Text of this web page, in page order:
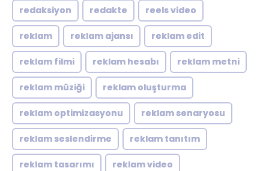
redaksiyon redakte reels video
reklam reklam ajansı reklam edit
reklam filmi reklam hesabı reklam metni
reklam müziği reklam oluşturma
reklam optimizasyonu reklam senaryosu
reklam seslendirme reklam tanıtım
reklam tasarımı reklam video